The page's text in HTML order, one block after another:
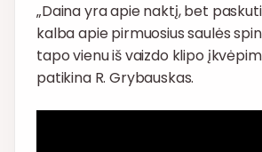
„Daina yra apie naktį, bet
kalba apie pirmuosius saulės
tapo vienu iš vaizdo klipo
patikina R. Grybauskas.